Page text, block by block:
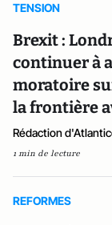
TENSION
Brexit :
continuer à
moratoire
la frontière
Rédaction
1 min de lecture
REFORMES